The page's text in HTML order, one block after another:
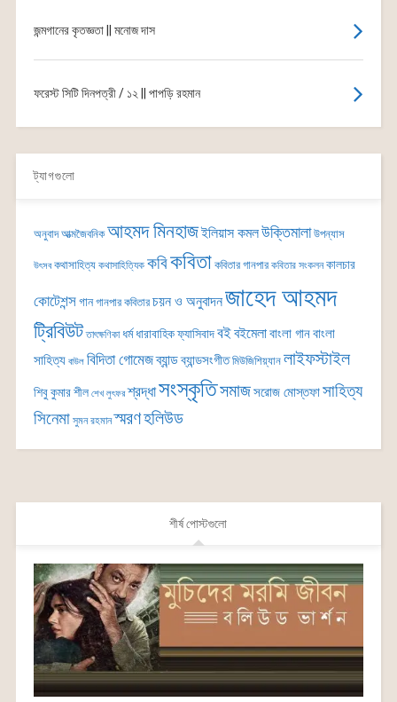
জন্মগানের কৃতজ্ঞতা || মনোজ দাস
ফরেস্ট সিটি দিনপত্রী / ১২ || পাপড়ি রহমান
ট্যাগগুলো
অনুবাদ আত্মজৈবনিক আহমদ মিনহাজইলিয়াস কমলউক্তিমালা উপন্যাস
উৎসব কথাসাহিত্য কথাসাহিত্যিক কবিকবিতা কবিতার গানপার কবিতার সংকলন কালচার
কোটেশন্সগান গানপার কবিতার চয়ন ও অনুবাদনজাহেদ আহমদ
ট্রিবিউট তাৎক্ষণিকা ধর্ম ধারাবাহিকফ্যাসিবাদবইবইমেলাবাংলা গানবাংলা
সাহিত্য বাউল বিদিতা গোমেজব্যান্ডব্যান্ডসংগীত মিউজিশিয়্যান লাইফস্টাইল
শিবু কুমার শীল শেখ লুৎফর শ্রদ্ধাসংস্কৃতিসমাজসরোজ মোস্তফাসাহিত্য
সিনেমা সুমন রহমান স্মরণহলিউড
শীর্ষ পোস্টগুলো